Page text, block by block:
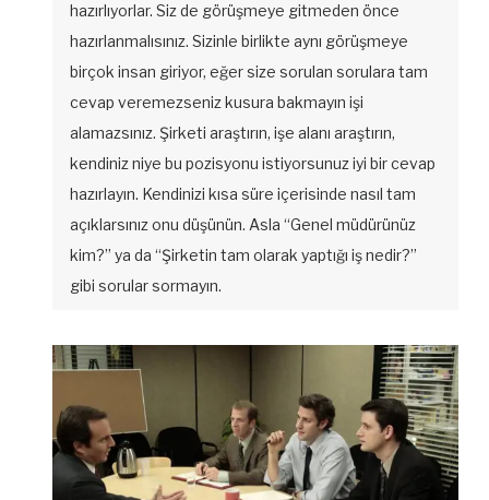
hazırlıyorlar. Siz de görüşmeye gitmeden önce
hazırlanmalısınız. Sizinle birlikte aynı görüşmeye
birçok insan giriyor, eğer size sorulan sorulara tam
cevap veremezseniz kusura bakmayın işi
alamazsınız. Şirketi araştırın, işe alanı araştırın,
kendiniz niye bu pozisyonu istiyorsunuz iyi bir cevap
hazırlayın. Kendinizi kısa süre içerisinde nasıl tam
açıklarsınız onu düşünün. Asla “Genel müdürünüz
kim?” ya da “Şirketin tam olarak yaptığı iş nedir?”
gibi sorular sormayın.